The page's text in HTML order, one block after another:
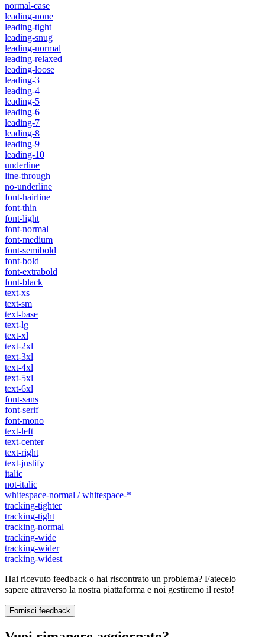
normal-case
leading-none
leading-tight
leading-snug
leading-normal
leading-relaxed
leading-loose
leading-3
leading-4
leading-5
leading-6
leading-7
leading-8
leading-9
leading-10
underline
line-through
no-underline
font-hairline
font-thin
font-light
font-normal
font-medium
font-semibold
font-bold
font-extrabold
font-black
text-xs
text-sm
text-base
text-lg
text-xl
text-2xl
text-3xl
text-4xl
text-5xl
text-6xl
font-sans
font-serif
font-mono
text-left
text-center
text-right
text-justify
italic
not-italic
whitespace-normal / whitespace-*
tracking-tighter
tracking-tight
tracking-normal
tracking-wide
tracking-wider
tracking-widest
Hai ricevuto feedback o hai riscontrato un problema? Fatecelo
sapere attraverso la nostra piattaforma e noi gestiremo il resto!
Fornisci feedback